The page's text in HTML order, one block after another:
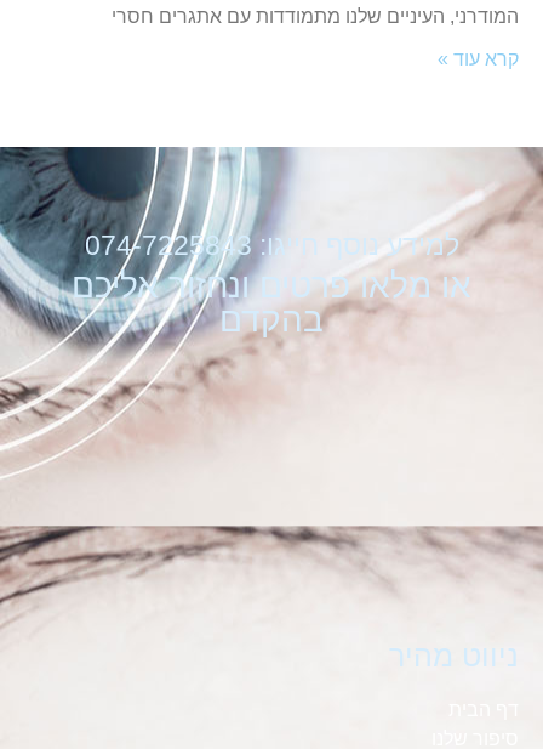
המודרני, העיניים שלנו מתמודדות עם אתגרים חסרי
קרא עוד »
למידע נוסף חייגו: 074-7225843
או מלאו פרטים ונחזור אליכם
בהקדם
ניווט מהיר